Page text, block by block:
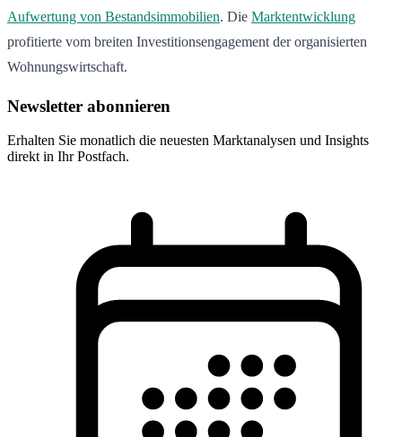
Aufwertung von Bestandsimmobilien. Die Marktentwicklung
profitierte vom breiten Investitionsengagement der organisierten
Wohnungswirtschaft.
Newsletter abonnieren
Erhalten Sie monatlich die neuesten Marktanalysen und Insights
direkt in Ihr Postfach.